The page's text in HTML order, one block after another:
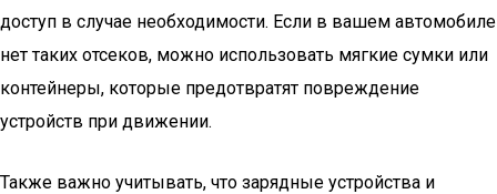
доступ в случае необходимости. Если в вашем автомобиле
нет таких отсеков, можно использовать мягкие сумки или
контейнеры, которые предотвратят повреждение
устройств при движении.
Также важно учитывать, что зарядные устройства и